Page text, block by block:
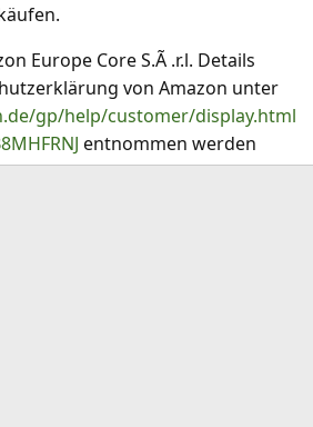
Europe Core S.Ã .r.l. Details
von Amazon unter
gp/help/customer/display.html
entnommen werden